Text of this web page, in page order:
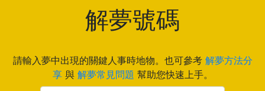
解夢號碼
請輸入夢中出現的關鍵人事時地物。也可參考 解夢方法分
享與 解夢常見問題 幫助您快速上手。